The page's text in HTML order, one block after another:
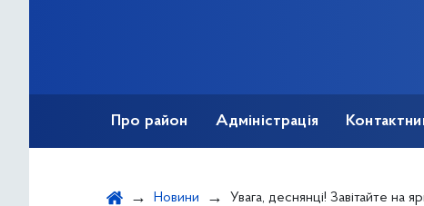
Про район Адміністрація
Новини Увага, деснянці! Завітайте на